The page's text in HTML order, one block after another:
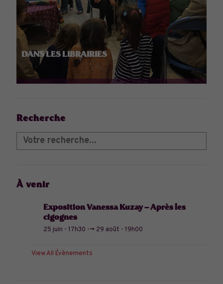
DANS LES LIBRAIRIES
Recherche
À venir
Exposition Vanessa Kuzay – Après les
cigognes
25 juin - 17h30 --> 29 août - 19h00
View All Évènements